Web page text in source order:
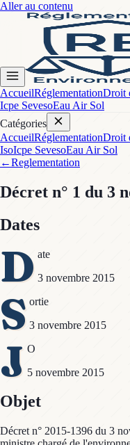
Aller au contenu
AccueilRéglementationDroit
Icpe SevesoEau Air Sol
Catégories
AccueilRéglementationDroit
IsoIcpe SevesoEau Air Sol
←Reglementation
Décret n° 1 du 3
Dates
D ate
3 novembre 2015
S ortie
3 novembre 2015
J O
5 novembre 2015
Objet
Décret n° 2015-1396 du 3